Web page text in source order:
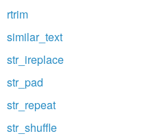
rtrim
similar_text
str_ireplace
str_pad
str_repeat
str_shuffle